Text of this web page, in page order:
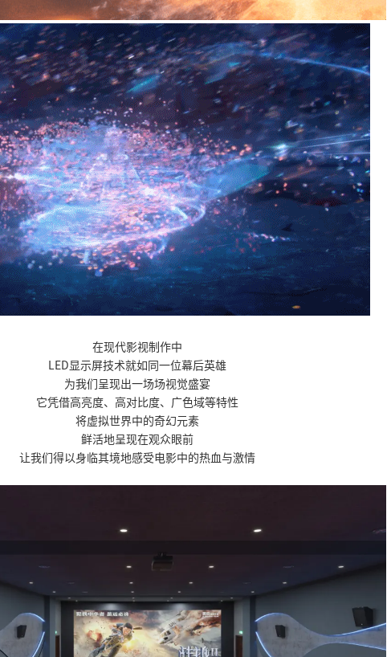
在现代影视制作中
LED显示屏技术就如同一位幕后英雄
为我们呈现出一场场视觉盛宴
它凭借高亮度、高对比度、广色域等特性
将虚拟世界中的奇幻元素
鲜活地呈现在观众眼前
让我们得以身临其境地感受电影中的热血与激情